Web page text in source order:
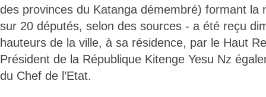
des provinces du Katanga démembré) formant la
sur 20 députés, selon des sources - a été reçu
hauteurs de la ville, à sa résidence, par le Haut
Président de la République Kitenge Yesu Nz
du Chef de l’Etat.